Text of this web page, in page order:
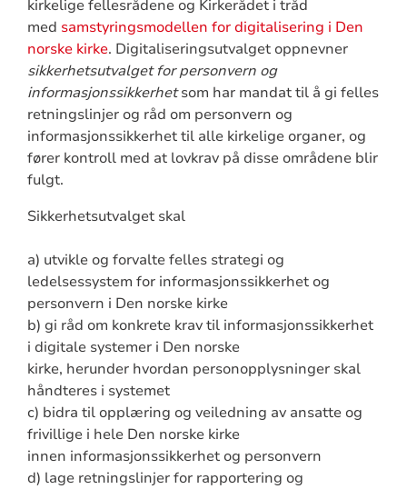
kirkelige fellesrådene og Kirkerådet i tråd
med samstyringsmodellen for digitalisering i Den
norske kirke. Digitaliseringsutvalget oppnevner
sikkerhetsutvalget for personvern og
informasjonssikkerhetsom har mandat til å gi felles
retningslinjer og råd om personvern og
informasjonssikkerhet til alle kirkelige organer, og
fører kontroll med at lovkrav på disse områdene blir
fulgt.
Sikkerhetsutvalget skal
a) utvikle og forvalte felles strategi og
ledelsessystem for informasjonssikkerhet og
personvern i Den norske kirke
b) gi råd om konkrete krav til informasjonssikkerhet
i digitale systemer i Den norske
kirke, herunder hvordan personopplysninger skal
håndteres i systemet
c) bidra til opplæring og veiledning av ansatte og
frivillige i hele Den norske kirke
innen informasjonssikkerhet og personvern
d) lage retningslinjer for rapportering og